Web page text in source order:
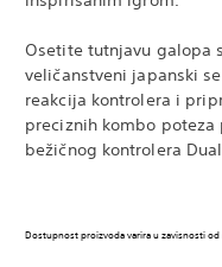
Osetite tutnjavu galopa
veličanstveni japanski
reakcija kontrolera i
preciznih kombo
bežičnog kontrolera
Dostupnost proizvoda varira u zavisnosti